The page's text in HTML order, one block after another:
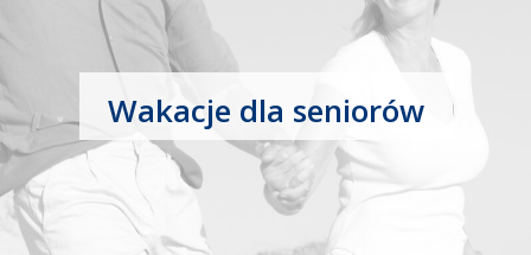
Wakacje dla seniorów